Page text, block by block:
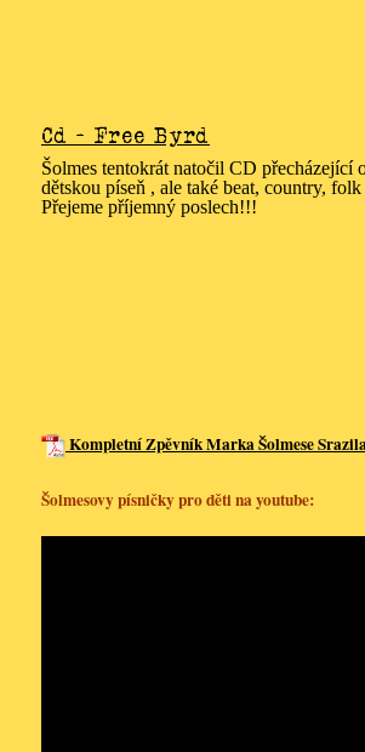
Cd - Free Byrd
Šolmes tentokrát natočil CD přecházející
dětskou píseň , ale také beat, country,
Přejeme příjemný poslech!!!
Kompletní Zpěvník Marka Šolmese
Šolmesovy písničky pro děti na youtube: